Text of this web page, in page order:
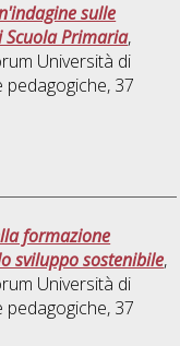
sulle
Primaria,
Università di
pedagogiche, 37
formazione
sviluppo sostenibile,
Università di
pedagogiche, 37